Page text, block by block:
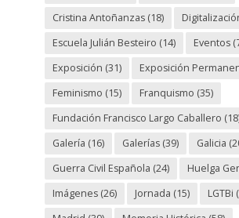
Cristina Antoñanzas(18)
Escuela Julián Besteiro (14) Eventos
Exposición (31) Exposición
Feminismo (15) Franquismo (35)
Fundación Francisco Largo Caballero
Galería (16) Galerías(39) Galicia
Guerra Civil Española (24) Huelga
Imágenes(26) Jornada (15) LGTBi